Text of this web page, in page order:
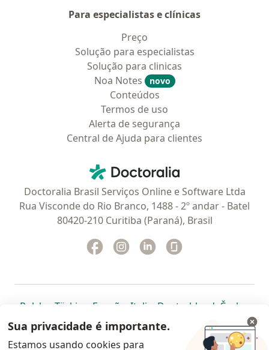
Para especialistas e clínicas
Preço
Solução para especialistas
Solução para clinicas
Noa Notes
novo
Conteúdos
Termos de uso
Alerta de segurança
Central de Ajuda para clientes
Doctoralia - Homepage
Doctoralia Brasil Serviços Online e Software Ltda
Rua Visconde do Rio Branco, 1488 - 2º andar - Batel
80420-210 Curitiba (Paraná), Brasil
Facebook
abre num novo separador
Instagram
abre num novo separador
Linkedin
abre num novo
Polska abre num novo separador
Türkiye abre num novo separador
España abre num novo separador
Italia abre num novo
Deutschlandabre num
Česko
Portugal abre num novo separador
, México abre num novo separador
, abre num novo separador
Brasil abre num novoabre num
abre
Colombia abre num novo
Sua privacidade é importante.
Estamos usando cookies para